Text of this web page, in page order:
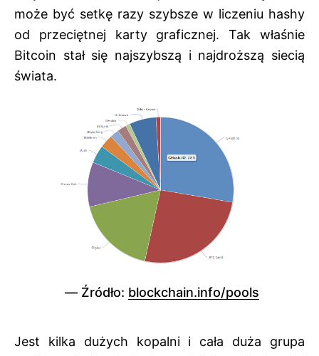
może być setkę razy szybsze w liczeniu hashy
od przeciętnej karty graficznej. Tak właśnie
Bitcoin stał się najszybszą i najdroższą siecią
świata.
Źródło: blockchain.info/pools
Jest kilka dużych kopalni i cała duża grupa